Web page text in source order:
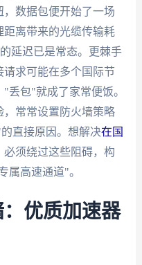
数据包便开始了一场
离带来的光缆传输耗
延迟已是常态。更棘手
求可能在多个国际节
丢包"就成了家常便饭。
，常常设置防火墙策略
直接原因。想解决在国
必须绕过这些阻碍，构
属高速通道"。
优质加速器